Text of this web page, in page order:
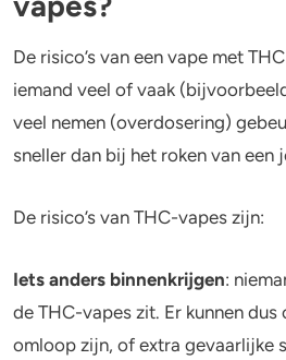
De risico’s van een vape met
iemand veel of vaak
veel nemen (overdosering)
sneller dan bij het roken van een
De risico’s van THC-vapes zijn:
Iets anders binnenkrijgen:
de THC-vapes zit. Er kunnen
omloop zijn, of extra gevaarlijke